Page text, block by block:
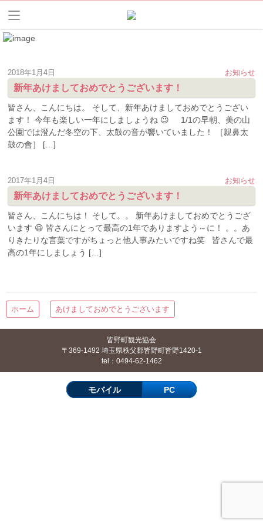
お知らせ
2018年1月4日
新年あけましておめでとうございます！
皆さん、こんにちは。 そして、新年あけましておめでとうござい
ます！ 今年も楽しい一年にしましょうね 😉 1/1の早朝、美の山
公園では澄んだ冬空の下、太鼓の音が響いていました！ ［親鼻太
鼓の會］ […]
お知らせ
2017年1月4日
新年あけましておめでとうございます！
皆さん、こんにちは！ そして。。 新年あけましておめでとうござ
います 😆 皆さんにとって最高の1年でありますよう～に！ 。。あ
りきたりな言葉ですがちょっと他人事みたいですね笑 皆さんで最
高の1年にしましょう […]
ホーム あけましておめでとうございます
皆野町観光協会
〒369-1492 埼玉県秩父郡皆野町皆野1420-1
tel：0494-62-1462
モバイル PC